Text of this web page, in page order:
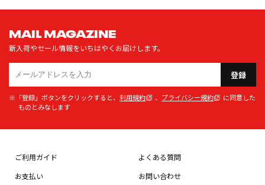
MAIL MAGAZINE
新入荷やセール情報をいちはやくお届けします。
登録
※「登録」ボタンをクリックすると、 利用規約 、 プライバシー規約
に同意した
ものとみなします
ご利用ガイド
お支払い
よくある質問
お問い合わせ